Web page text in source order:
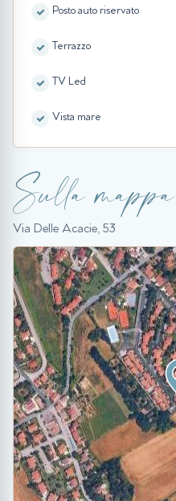
Posto auto riservato
Terrazzo
TV Led
Vista mare
Sulla mappa
Via Delle Acacie, 53